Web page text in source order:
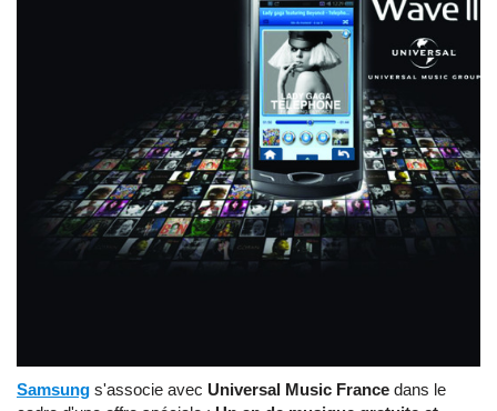
Samsung s'associe avec Universal Music France dans le